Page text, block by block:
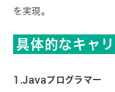
を実現。
具体的なキャ
1.Javaプログラマー